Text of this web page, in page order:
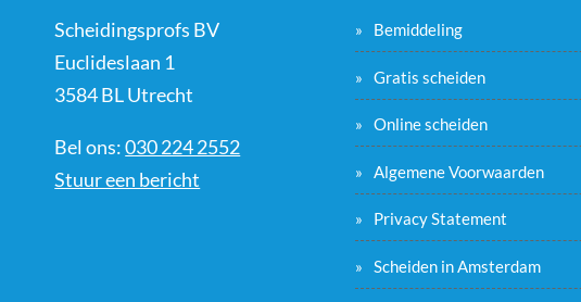
Scheidingsprofs BV
Euclideslaan 1
3584 BL Utrecht
Bel ons:030 224 2552
Stuur een bericht
Bemiddeling
Gratis scheiden
Online scheiden
Algemene Voorwaarden
Privacy Statement
Scheiden in Amsterdam